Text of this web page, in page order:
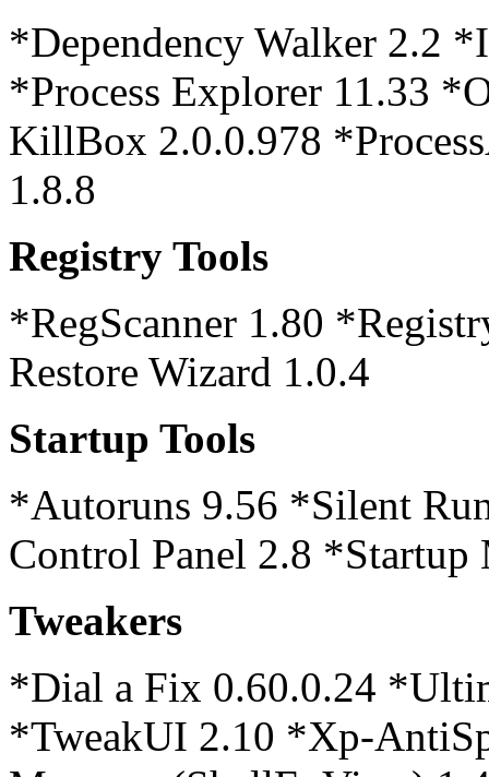
*Dependency Walker 2.2
*Process Explorer 11.33
KillBox 2.0.0.978
1.8.8
Registry Tools
*RegScanner 1.80
Restore Wizard 1.0.4
Startup Tools
*Autoruns 9.56 *Silent
Control Panel 2.8
Tweakers
*Dial a Fix 0.60.0.24
*TweakUI 2.10 *Xp-